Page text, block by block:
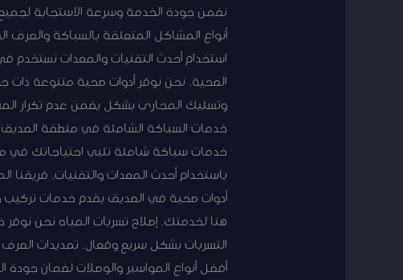
نضمن جودة الخدمة وسرعة الاستجابة
أنواع المشاكل المتعلقة بالسباكة والصرف
استخدام أحدث التقنيات والمعدات نستخدم
الصحية. نحن نوفر أدوات صحية متنوعة ذات
وتسليك المجاري بشكل يضمن عدم تكرار
خدمات سباكة شاملة تلبي احتياجاتك في
باستخدام أحدث المعدات والتقنيات.
أدوات صحية في الصديق يقدم خدمات تركيب
هنا لخدمتك. إصلاح تسربات المياه نحن
التسربات بشكل سريع وفعال. تمديدات
أفضل أنواع المواسير والوصلات لضمان